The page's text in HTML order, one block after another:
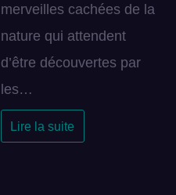
merveilles cachées de la
nature qui attendent
d’être découvertes par
les…
Lire la suite